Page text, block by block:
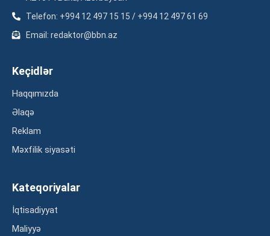
Telefon: +994 12 497 15 15 / +994 12 497 61 69
Email: redaktor@bbn.az
Keçidlər
Haqqımızda
Əlaqə
Reklam
Məxfilik siyasəti
Kateqoriyalar
İqtisadiyyat
Maliyyə